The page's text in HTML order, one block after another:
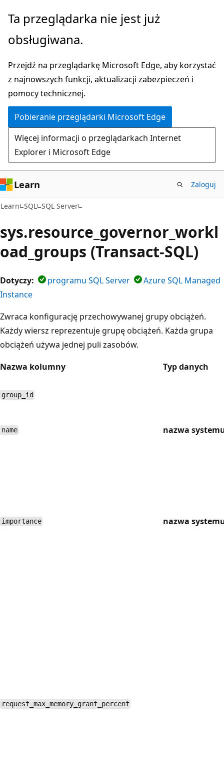
Przejdź
głównej
Ta przeglądarka nie jest już
obsługiwana.
Przejdź na przeglądarkę Microsoft Edge, aby korzystać
z najnowszych funkcji, aktualizacji zabezpieczeń i
pomocy technicznej.
Pobieranie przeglądarki Microsoft Edge
Więcej informacji o przeglądarkach Internet
Explorer i Microsoft Edge
Learn Zaloguj
Learn SQL SQL Server
sys.resource_governor_workl
oad_groups (Transact-SQL)
Dotyczy: programu SQL Server
Azure SQL Managed
Instance
Zwraca konfigurację przechowywanej grupy obciążeń.
Każdy wiersz reprezentuje grupę obciążeń. Każda grupa
obciążeń używa jednej puli zasobów.
Nazwa kolumny
Typ danych
group_id
name nazwa
importance nazwa
request_max_memory_grant_percent